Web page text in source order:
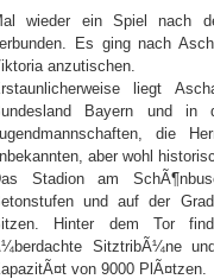
wieder ein Spiel nach
Es ging nach
anzutischen.
liegt
Bayern und in
die
aber wohl
Stadion am
und auf der
Hinter dem Tor
SitztribÃ¼ne
von 9000 PlÃ¤tzen.